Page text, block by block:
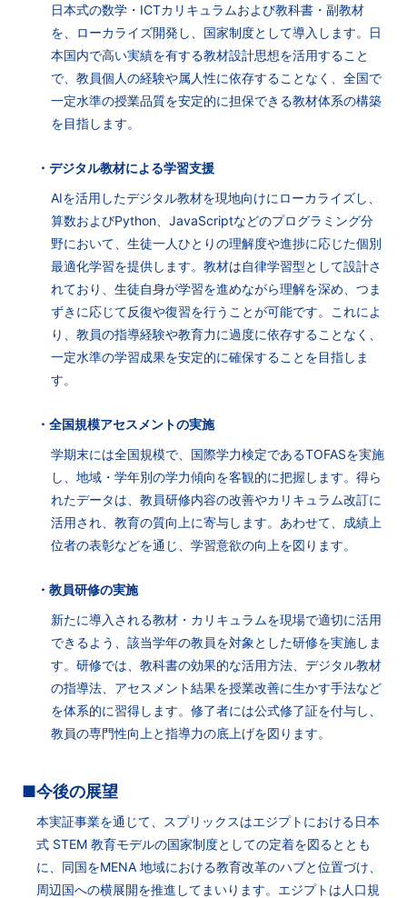
日本式の数学・ICTカリキュラムおよび教科書・副教材
を、ローカライズ開発し、国家制度として導入します。日
本国内で高い実績を有する教材設計思想を活用すること
で、教員個人の経験や属人性に依存することなく、全国で
一定水準の授業品質を安定的に担保できる教材体系の構築
を目指します。
・デジタル教材による学習支援
AIを活用したデジタル教材を現地向けにローカライズし、
算数およびPython、JavaScriptなどのプログラミング分
野において、生徒一人ひとりの理解度や進捗に応じた個別
最適化学習を提供します。教材は自律学習型として設計さ
れており、生徒自身が学習を進めながら理解を深め、つま
ずきに応じて反復や復習を行うことが可能です。これによ
り、教員の指導経験や教育力に過度に依存することなく、
一定水準の学習成果を安定的に確保することを目指しま
す。
・全国規模アセスメントの実施
学期末には全国規模で、国際学力検定であるTOFASを実施
し、地域・学年別の学力傾向を客観的に把握します。得ら
れたデータは、教員研修内容の改善やカリキュラム改訂に
活用され、教育の質向上に寄与します。あわせて、成績上
位者の表彰などを通じ、学習意欲の向上を図ります。
・教員研修の実施
新たに導入される教材・カリキュラムを現場で適切に活用
できるよう、該当学年の教員を対象とした研修を実施しま
す。研修では、教科書の効果的な活用方法、デジタル教材
の指導法、アセスメント結果を授業改善に生かす手法など
を体系的に習得します。修了者には公式修了証を付与し、
教員の専門性向上と指導力の底上げを図ります。
■今後の展望
本実証事業を通じて、スプリックスはエジプトにおける日本
式 STEM 教育モデルの国家制度としての定着を図るととも
に、同国をMENA 地域における教育改革のハブと位置づけ、
周辺国への横展開を推進してまいります。エジプトは人口規